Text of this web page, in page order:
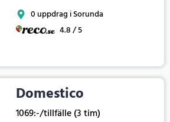
0 uppdrag i Sorunda
4.8 / 5
Domestico
1069:-/tillfälle (3 tim)